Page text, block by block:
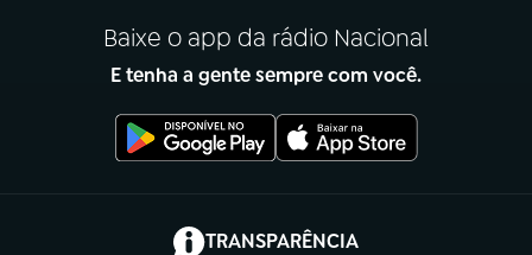
Baixe o app da rádio Nacional
E tenha a gente sempre com você.
TRANSPARÊNCIA
(abre em nova aba)